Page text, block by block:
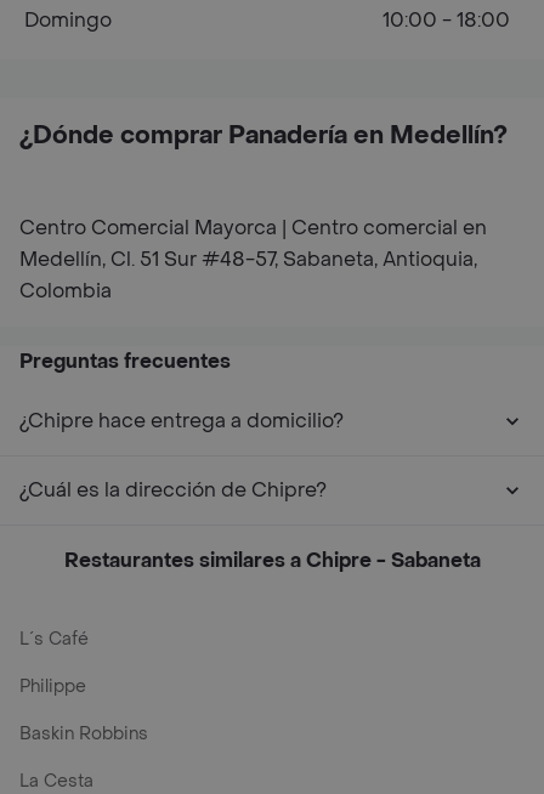
¿Dónde comprar Panadería en Medellín?
Centro Comercial Mayorca | Centro comercial en
Medellín, Cl. 51 Sur #48-57, Sabaneta, Antioquia,
Colombia
Domingo
10:00 - 18:00
Preguntas frecuentes
¿Chipre hace entrega a domicilio?
¿Cuál es la dirección de Chipre?
Restaurantes similares a Chipre - Sabaneta
L´s Café
Philippe
Baskin Robbins
La Cesta